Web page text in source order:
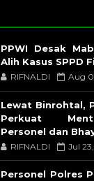
PPWI Desak
Alih Kasus SPPD
RIFNALDI Aug
Lewat Binrohtal,
Perkuat
Personel dan
RIFNALDI Jul
Personel Polres